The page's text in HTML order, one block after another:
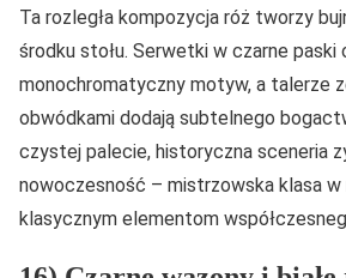
Ta rozległa kompozycja róż tworzy
środku stołu. Serwetki w czarne paski
monochromatyczny motyw, a talerze
obwódkami dodają subtelnego
czystej palecie, historyczna sceneria
nowoczesność – mistrzowska klasa w
klasycznym elementom